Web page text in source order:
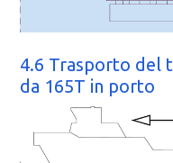
4.6 Trasporto del
da 165T in porto